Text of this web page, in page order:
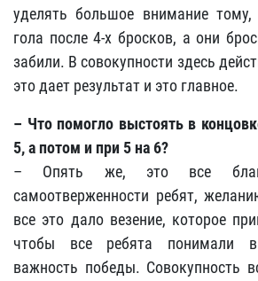
уделять большое внимание
гола после 4-х бросков, а они
забили. В совокупности здесь
это дает результат и это главное.
– Что помогло выстоять в
5, а потом и при 5 на 6?
– Опять же, это все
самоотверженности ребят,
все это дало везение, которое
чтобы все ребята понимали
важность победы. Совокупность